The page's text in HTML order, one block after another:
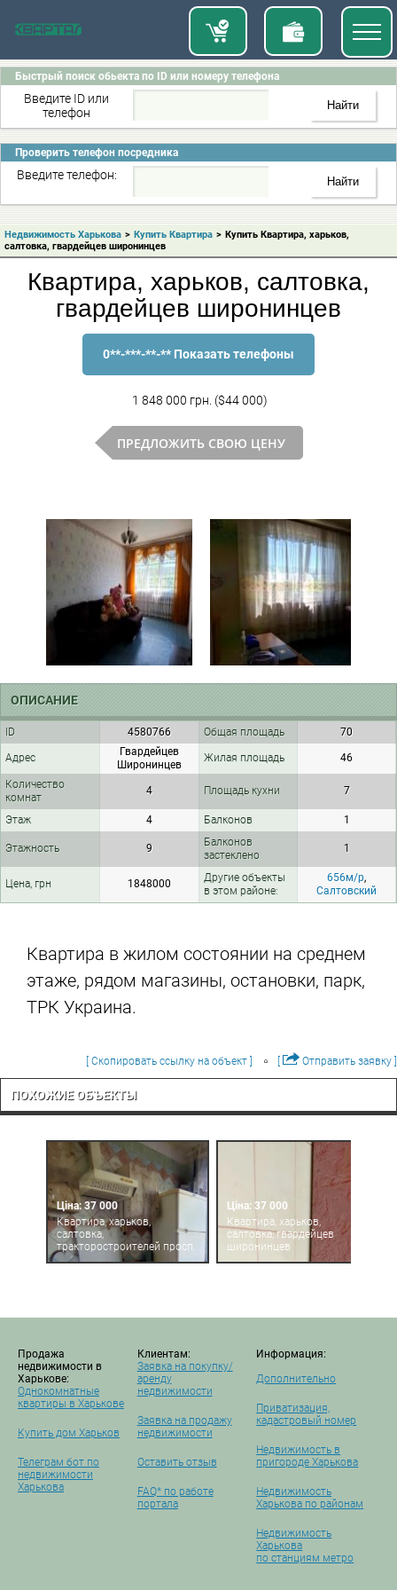
Быстрый поиск обьекта по ID или номеру телефона
Введите ID или
телефон
Проверить телефон посредника
Введите телефон:
Недвижимость Харькова > Купить Квартира > Купить Квартира, харьков,
салтовка, гвардейцев широнинцев
Квартира, харьков, салтовка,
гвардейцев широнинцев
0**-***-**-** Показать телефоны
1 848 000 грн. ($44 000)
ПРЕДЛОЖИТЬ СВОЮ ЦЕНУ
ОПИСАНИЕ
ID 4580766 Общая площадь 70
Адрес
Гвардейцев
Широнинцев
Жилая площадь 46
Количество
комнат
4 Площадь кухни 7
Этаж 4 Балконов 1
Этажность 9
Балконов
застеклено
1
Цена, грн 1848000
Другие объекты
в этом районе:
656м/р,
Салтовский
Квартира в жилом состоянии на среднем
этаже, рядом магазины, остановки, парк,
ТРК Украина.
[ Скопировать ссылку на объект ] Отправить заявку ]
ПОХОЖИЕ ОБЪЕКТЫ
Ціна: 37 000
Квартира, харьков,
салтовка,
тракторостроителей просп.
Ціна: 37 000
Квартира, харьков,
салтовка, гвардейцев
широнинцев
Продажа
недвижимости в
Харькове:
Однокомнатные
квартиры в Харькове
Купить дом Харьков
Телеграм бот по
недвижимости
Харькова
Клиентам:
Заявка на покупку/
аренду
недвижимости
Заявка на продажу
недвижимости
Оставить отзыв
FAQ* по работе
портала
Информация:
Дополнительно
Приватизация,
кадастровый номер
Недвижимость в
пригороде Харькова
Недвижимость
Харькова по районам
Недвижимость
Харькова
по станциям метро